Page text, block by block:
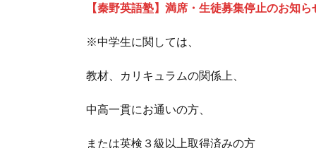
【秦野英語塾】満席・生徒募集停止のお知ら
※中学生に関しては、
教材、カリキュラムの関係上、
中高一貫にお通いの方、
または英検３級以上取得済みの方